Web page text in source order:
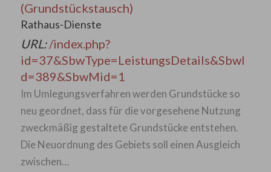
(Grundstückstausch)
Rathaus-Dienste
URL:/index.php?
id=37&SbwType=LeistungsDetails&SbwI
d=389&SbwMid=1
Im Umlegungsverfahren werden Grundstücke so
neu geordnet, dass für die vorgesehene Nutzung
zweckmäßig gestaltete Grundstücke entstehen.
Die Neuordnung des Gebiets soll einen Ausgleich
zwischen…